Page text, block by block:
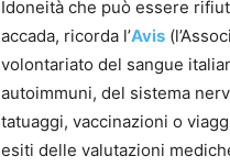
Idoneità che può essere
accada, ricorda l’Avis
volontariato del sangue
autoimmuni, del sistema
tatuaggi, vaccinazioni o
esiti delle valutazioni